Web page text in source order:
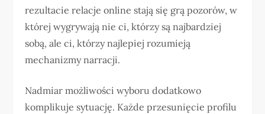
rezultacie relacje online stają się grą pozorów, w
której wygrywają nie ci, którzy są najbardziej
sobą, ale ci, którzy najlepiej rozumieją
mechanizmy narracji.
Nadmiar możliwości wyboru dodatkowo
komplikuje sytuację. Każde przesunięcie profilu